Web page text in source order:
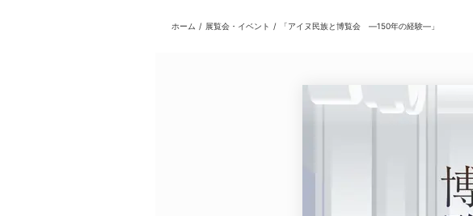
ホーム / 展覧会・イベント / 「アイヌ民族と博覧会 ―150年の経験―」